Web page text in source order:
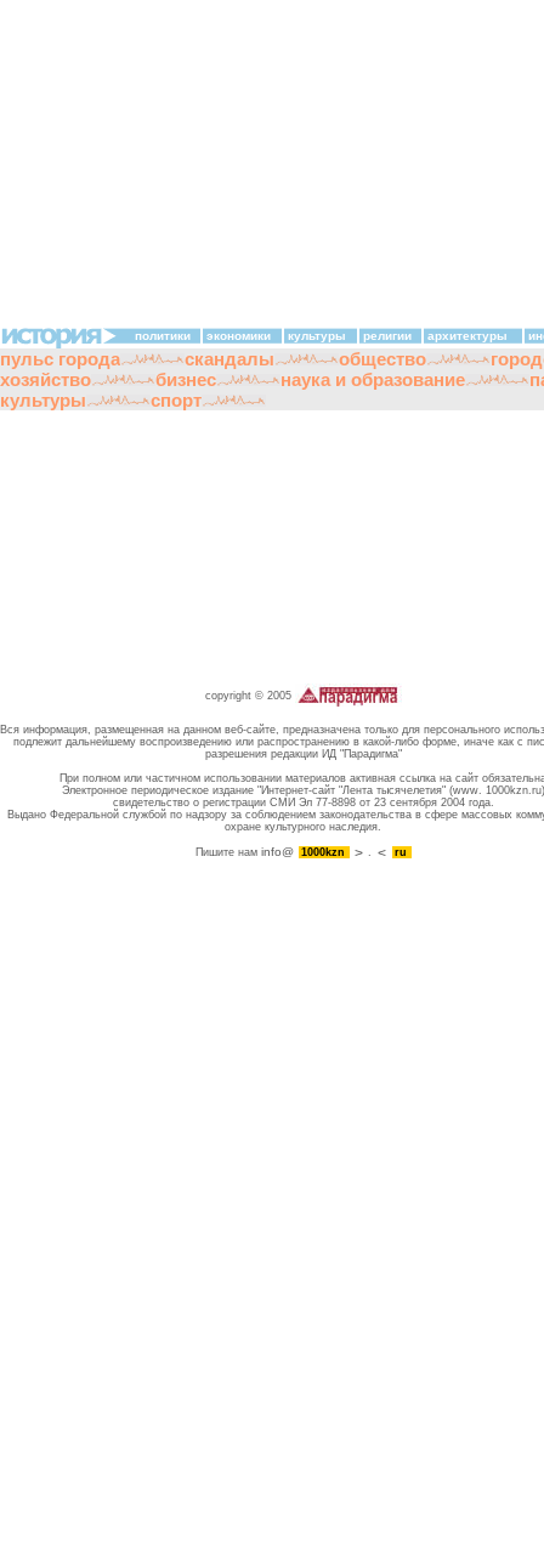
политики экономики культуры религии архитектуры
пульс города скандалы общество
хозяйство
бизнес наука и образование
культуры
спорт
copyright © 2005
Вся информация, размещенная на данном веб-сайте, предназначена только для персонального
подлежит дальнейшему воспроизведению или распространению в какой-либо форме, иначе как с
разрешения редакции ИД "Парадигма"
При полном или частичном использовании материалов активная ссылка на сайт
Электронное периодическое издание "Интернет-сайт "Лента тысячелетия" (www. 1000kzn.ru)
свидетельство о регистрации СМИ Эл 77-8898 от 23 сентября 2004 года.
Выдано Федеральной службой по надзору за соблюдением законодательства в сфере массовых
охране культурного наследия.
Пишите намinfo@ 1000kzn . ru